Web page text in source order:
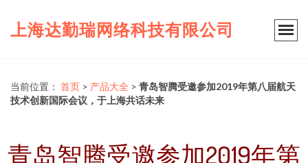
上海达勤瑞网络科技有限公司
当前位置： 首页 > 产品大全 > 青岛智腾受邀参加2019年第八届航天
技术创新国际会议，于上海共话未来
青岛智腾受邀参加2019年第